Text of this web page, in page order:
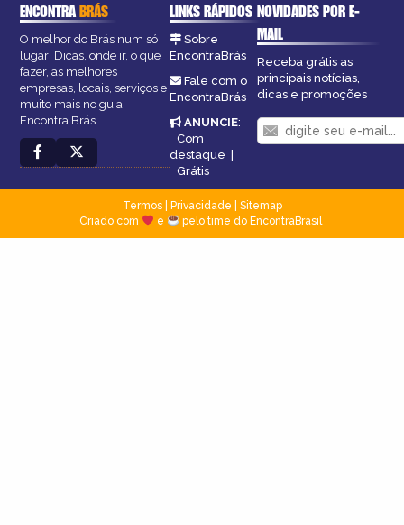
ENCONTRABRÁS
O melhor do Brás num só
lugar! Dicas, onde ir, o que
fazer, as melhores
empresas, locais, serviços e
muito mais no guia
Encontra Brás.
LINKS RÁPIDOS
Sobre
EncontraBrás
Fale com o
EncontraBrás
ANUNCIE:
Com
destaque |
Grátis
NOVIDADES POR E-
MAIL
Receba grátis as
principais notícias,
dicas e promoções
Termos| Privacidade
Sitemap
Criado com
e pelo time do EncontraBrasil